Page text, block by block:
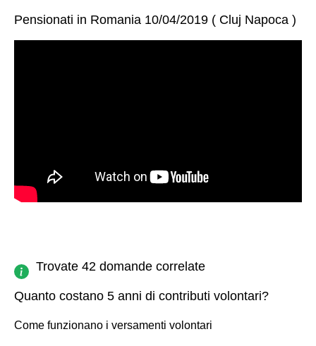
Pensionati in Romania 10/04/2019 ( Cluj Napoca )
Trovate 42 domande correlate
Quanto costano 5 anni di contributi volontari?
Come funzionano i versamenti volontari